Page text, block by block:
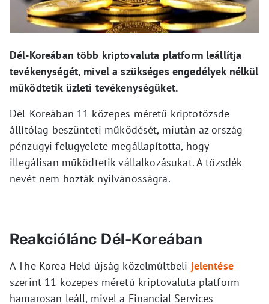
Dél-Koreában több kriptovaluta platform leállítja
tevékenységét, mivel a szükséges engedélyek nélkül
működtetik üzleti tevékenységüket.
Dél-Koreában 11 közepes méretű kriptotőzsde
állítólag beszünteti működését, miután az ország
pénzügyi felügyelete megállapította, hogy
illegálisan működtetik vállalkozásukat. A tőzsdék
nevét nem hozták nyilvánosságra.
Reakciólánc Dél-Koreában
A The Korea Held újság közelmúltbeli jelentése
szerint 11 közepes méretű kriptovaluta platform
hamarosan leáll, mivel a Financial Services